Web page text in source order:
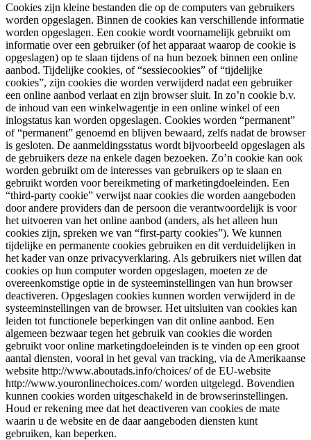
Cookies zijn kleine bestanden die op de computers van gebruikers
worden opgeslagen. Binnen de cookies kan verschillende informatie
worden opgeslagen. Een cookie wordt voornamelijk gebruikt om
informatie over een gebruiker (of het apparaat waarop de cookie is
opgeslagen) op te slaan tijdens of na hun bezoek binnen een online
aanbod. Tijdelijke cookies, of “sessiecookies” of “tijdelijke
cookies”, zijn cookies die worden verwijderd nadat een gebruiker
een online aanbod verlaat en zijn browser sluit. In zo’n cookie b.v.
de inhoud van een winkelwagentje in een online winkel of een
inlogstatus kan worden opgeslagen. Cookies worden “permanent”
of “permanent” genoemd en blijven bewaard, zelfs nadat de browser
is gesloten. De aanmeldingsstatus wordt bijvoorbeeld opgeslagen als
de gebruikers deze na enkele dagen bezoeken. Zo’n cookie kan ook
worden gebruikt om de interesses van gebruikers op te slaan en
gebruikt worden voor bereikmeting of marketingdoeleinden. Een
“third-party cookie” verwijst naar cookies die worden aangeboden
door andere providers dan de persoon die verantwoordelijk is voor
het uitvoeren van het online aanbod (anders, als het alleen hun
cookies zijn, spreken we van “first-party cookies”). We kunnen
tijdelijke en permanente cookies gebruiken en dit verduidelijken in
het kader van onze privacyverklaring. Als gebruikers niet willen dat
cookies op hun computer worden opgeslagen, moeten ze de
overeenkomstige optie in de systeeminstellingen van hun browser
deactiveren. Opgeslagen cookies kunnen worden verwijderd in de
systeeminstellingen van de browser. Het uitsluiten van cookies kan
leiden tot functionele beperkingen van dit online aanbod. Een
algemeen bezwaar tegen het gebruik van cookies die worden
gebruikt voor online marketingdoeleinden is te vinden op een groot
aantal diensten, vooral in het geval van tracking, via de Amerikaanse
website http://www.aboutads.info/choices/ of de EU-website
http://www.youronlinechoices.com/ worden uitgelegd. Bovendien
kunnen cookies worden uitgeschakeld in de browserinstellingen.
Houd er rekening mee dat het deactiveren van cookies de mate
waarin u de website en de daar aangeboden diensten kunt
gebruiken, kan beperken.